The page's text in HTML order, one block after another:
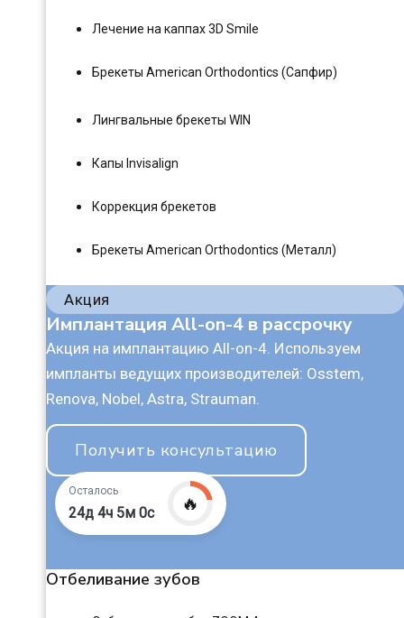
Лечение на каппах 3D Smile
Брекеты American Orthodontics (Сапфир)
Лингвальные брекеты WIN
Капы Invisalign
Коррекция брекетов
Брекеты American Orthodontics (Металл)
Акция
Имплантация All-on-4 в рассрочку
Акция на имплантацию All-on-4. Используем
импланты ведущих производителей: Osstem,
Renova, Nobel, Astra, Strauman.
Получить консультацию
Осталось
24д 4ч 4м 59с 🔥
Отбеливание зубов